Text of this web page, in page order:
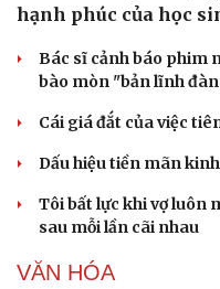
hạnh phúc của học
Bác sĩ cảnh báo phim
bào mòn "bản lĩnh
Cái giá đắt của việc
Dấu hiệu tiền mãn
Tôi bất lực khi vợ luôn
sau mỗi lần cãi nhau
VĂN HÓA